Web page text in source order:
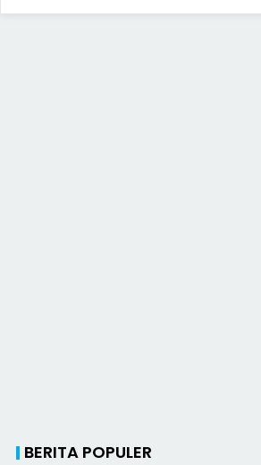
BERITA POPULER